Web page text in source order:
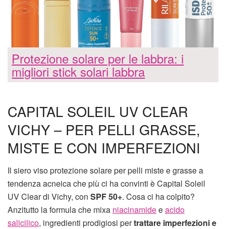
Protezione solare per le labbra: i
migliori stick solari labbra
CAPITAL SOLEIL UV CLEAR
VICHY – PER PELLI GRASSE,
MISTE E CON IMPERFEZIONI
Il siero viso protezione solare per pelli miste e grasse a
tendenza acneica che più ci ha convinti è Capital Soleil
UV Clear di Vichy, con SPF 50+. Cosa ci ha colpito?
Anzitutto la formula che mixa niacinamideeacido
salicilico, ingredienti prodigiosi pertrattare imperfezioni e